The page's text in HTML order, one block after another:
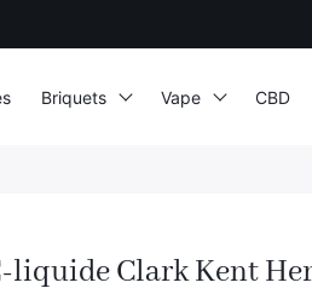
liquide Clark Kent
Briquets Vape
Al Fakher
CBD